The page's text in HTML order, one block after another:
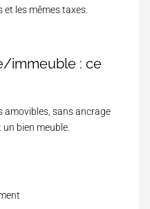
les mêmes taxes.
immeuble : ce
amovibles, sans ancrage
bien meuble.